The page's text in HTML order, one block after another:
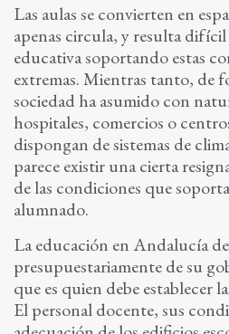
Las aulas se convierten en
apenas circula, y resulta
educativa soportando estas
extremas. Mientras tanto, de
sociedad ha asumido con
hospitales, comercios o
dispongan de sistemas de
parece existir una cierta
de las condiciones que
alumnado.
La educación en Andalucía
presupuestariamente de su
que es quien debe establecer
El personal docente, sus